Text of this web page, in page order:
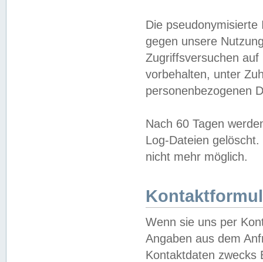
Die
gegen unsere
Zugriffsversuchen
vorbehalten, unter
personenbezogenen
Nach 60 Tagen
Log-Dateien
nicht mehr möglich.
Wenn sie uns per
Angaben aus dem
Kontaktdaten zwecks